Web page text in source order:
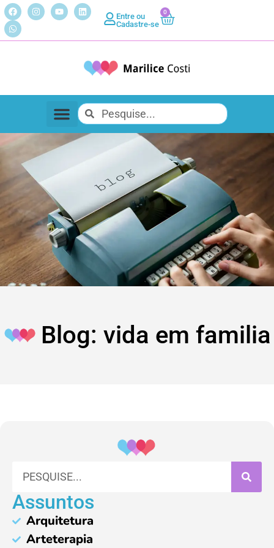
Entre ou
Cadastre-se
0
Blog: vida em familia
Assuntos
Arquitetura
Arteterapia